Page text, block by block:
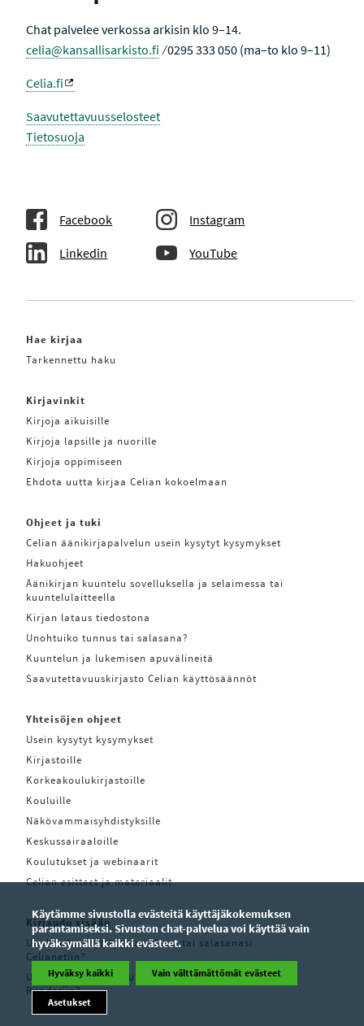
Chat palvelee verkossa arkisin klo 9–14.
celia@kansallisarkisto.fi ⁄ 0295 333 050 (ma–to klo 9–11)
Celia.fi
Saavutettavuusselosteet
Tietosuoja
Facebook Instagram
Linkedin YouTube
Hae kirjaa
Tarkennettu haku
Kirjavinkit
Kirjoja aikuisille
Kirjoja lapsille ja nuorille
Kirjoja oppimiseen
Ehdota uutta kirjaa Celian kokoelmaan
Ohjeet ja tuki
Celian äänikirjapalvelun usein kysytyt kysymykset
Hakuohjeet
Äänikirjan kuuntelu sovelluksella ja selaimessa tai
kuuntelulaitteella
Kirjan lataus tiedostona
Unohtuiko tunnus tai salasana?
Kuuntelun ja lukemisen apuvälineitä
Saavutettavuuskirjasto Celian käyttösäännöt
Yhteisöjen ohjeet
Usein kysytyt kysymykset
Kirjastoille
Korkeakoulukirjastoille
Kouluille
Näkövammaisyhdistyksille
Keskussairaaloille
Koulutukset ja webinaarit
Celian esitteet ja materiaalit
Kirjaudu sisään
Unohditko käyttäjätunnuksesi tai salasanasi
Celianetiin?
Unohditko käyttäjätunnuksesi tai salasanasi Pratsam
Readeriin?
Käytämme sivustolla evästeitä käyttäjäkokemuksen
parantamiseksi. Sivuston chat-palvelua voi käyttää vain
hyväksymällä kaikki evästeet.
Hyväksy kaikki Vain välttämättömät evästeet
Asetukset